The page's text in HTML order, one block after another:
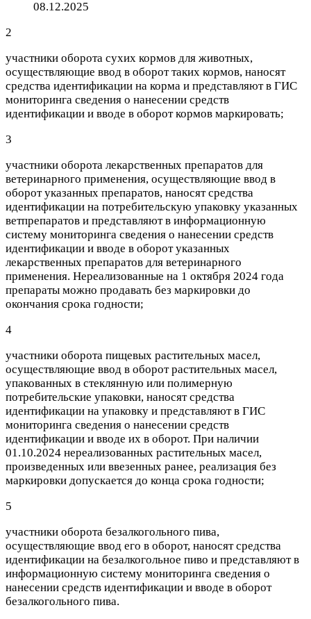
08.12.2025
2
участники оборота сухих кормов для животных,
осуществляющие ввод в оборот таких кормов, наносят
средства идентификации на корма и представляют в ГИС
мониторинга сведения о нанесении средств
идентификации и вводе в оборот кормов маркировать;
3
участники оборота лекарственных препаратов для
ветеринарного применения, осуществляющие ввод в
оборот указанных препаратов, наносят средства
идентификации на потребительскую упаковку указанных
ветпрепаратов и представляют в информационную
систему мониторинга сведения о нанесении средств
идентификации и вводе в оборот указанных
лекарственных препаратов для ветеринарного
применения. Нереализованные на 1 октября 2024 года
препараты можно продавать без маркировки до
окончания срока годности;
4
участники оборота пищевых растительных масел,
осуществляющие ввод в оборотрастительных масел,
упакованных в стеклянную или полимерную
потребительские упаковки, наносят средства
идентификации на упаковку и представляют в ГИС
мониторинга сведения о нанесении средств
идентификации и вводе их в оборот. При наличии
01.10.2024 нереализованных растительных масел,
произведенных или ввезенных ранее, реализация без
маркировки допускается до конца срока годности;
5
участники оборота безалкогольного пива,
осуществляющие ввод его в оборот, наносят средства
идентификации на безалкогольное пиво и представляют в
информационную систему мониторинга сведения о
нанесении средств идентификации и вводе в оборот
безалкогольного пива.